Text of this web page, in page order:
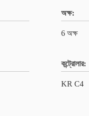
অক্ষ:
6 অক্ষ
কন্ট্রোলার:
KR C4